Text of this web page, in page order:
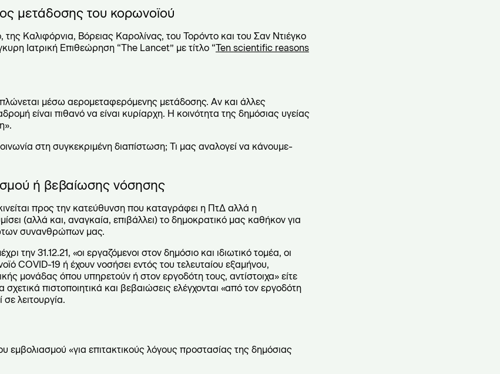
μετάδοσης του κορωνοϊού
Καλιφόρνια, Βόρειας Καρολίνας, του Τορόντο και του Σαν Ντιέγκο
Ιατρική Επιθεώρηση “The Lancet” με τίτλο “Ten scientific reasons
μέσω αερομεταφερόμενης μετάδοσης. Αν και άλλες
είναι πιθανό να είναι κυρίαρχη. Η κοινότητα της δημόσιας υγείας
στη συγκεκριμένη διαπίστωση; Τι μας αναλογεί να κάνουμε-
ή βεβαίωσης νόσησης
προς την κατεύθυνση που καταγράφει η ΠτΔ αλλά η
(αλλά και, αναγκαία, επιβάλλει) το δημοκρατικό μας καθήκον για
συνανθρώπων μας.
31.12.21, «οι εργαζόμενοι στον δημόσιο και ιδιωτικό τομέα, οι
COVID-19 ή έχουν νοσήσει εντός του τελευταίου εξαμήνου,
μονάδας όπου υπηρετούν ή στον εργοδότη τους, αντίστοιχα» είτε
πιστοποιητικά και βεβαιώσεις ελέγχονται «από τον εργοδότη
λειτουργία.
εμβολιασμού «για επιτακτικούς λόγους προστασίας της δημόσιας